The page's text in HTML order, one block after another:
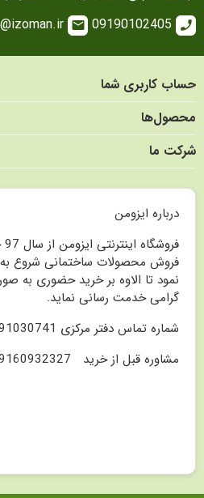
call
09190102405
email
حساب کاربری شما
محصول‌ها
شرکت ما
درباره ایزومن
فروش محصولات ساختمانی شروع به
نمود تا الاوه بر خرید حضوری به
گرامی خدمت رسانی نماید.
شماره تماس دفتر مرکزی 02191030741
مشاوره قبل از خرید 09160932327